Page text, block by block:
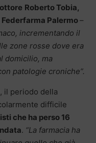
Roberto Tobia,
Palermo–
incrementando il
zone rosse dove era
domicilio, ma
patologie croniche”.
il periodo della
difficile
che ha perso 16
. “La farmacia ha